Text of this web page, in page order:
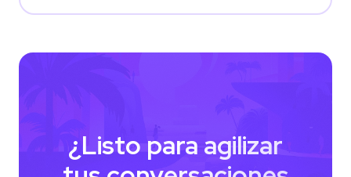
¿Listo para agilizar